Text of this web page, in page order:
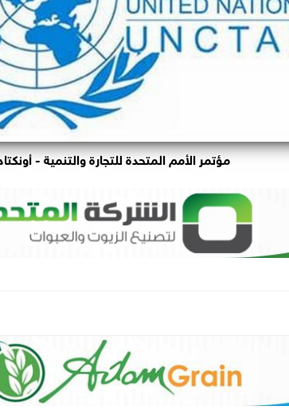
مؤتمر الأمم المتحدة للتجارة والتنمية -